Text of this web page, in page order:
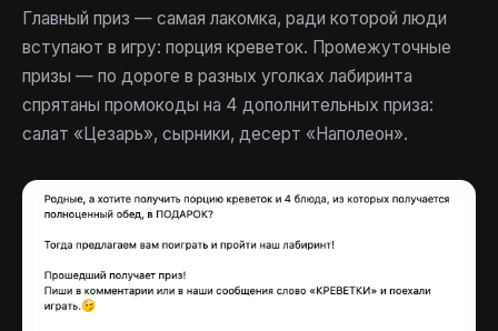
Главный приз — самая лакомка, ради которой люди
вступают в игру: порция креветок. Промежуточные
призы — по дороге в разных уголках лабиринта
спрятаны промокоды на 4 дополнительных приза:
салат «Цезарь», сырники, десерт «Наполеон».